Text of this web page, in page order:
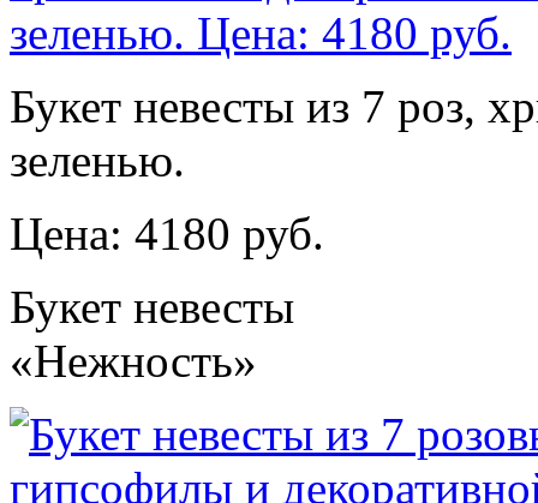
Букет невесты из 7 роз,
зеленью.
Цена: 4180 руб.
Букет невесты
«Нежность»